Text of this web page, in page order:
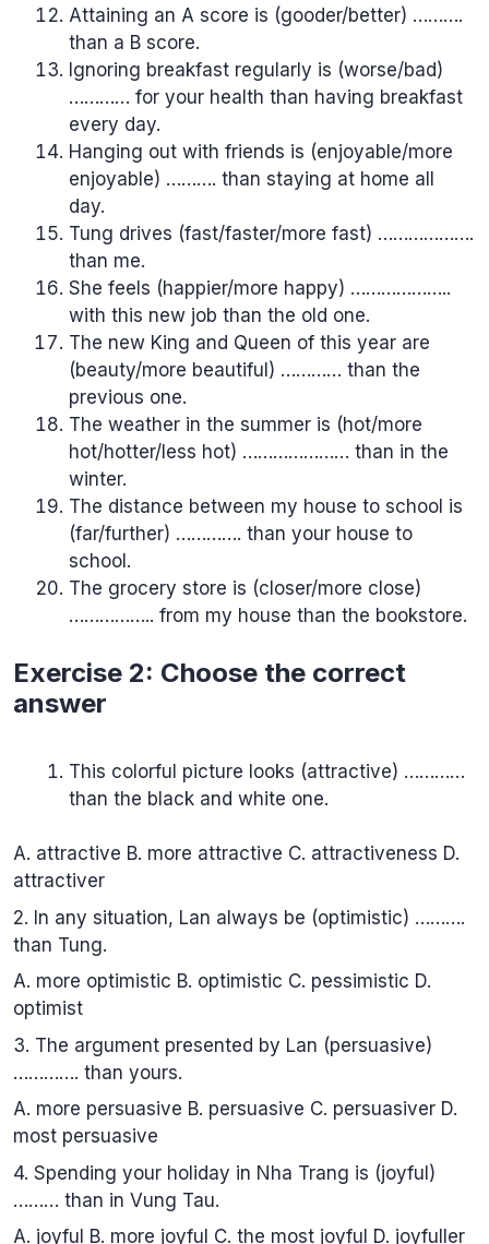
Attaining an A score is (gooder/better) ……….
than a B score.
Ignoring breakfast regularly is (worse/bad)
………… for your health than having breakfast
every day.
Hanging out with friends is (enjoyable/more
enjoyable) ………. than staying at home all
day.
Tung drives (fast/faster/more fast) ……………….
than me.
She feels (happier/more happy) ………………..
with this new job than the old one.
The new King and Queen of this year are
(beauty/more beautiful) ………… than the
previous one.
The weather in the summer is (hot/more
hot/hotter/less hot) ………………… than in the
winter.
The distance between my house to school is
(far/further) …………. than your house to
school.
The grocery store is (closer/more close)
…………….. from my house than the bookstore.
Exercise 2: Choose the correct
answer
This colorful picture looks (attractive) …………
than the black and white one.
A. attractive B. more attractive C. attractiveness D.
attractiver
2. In any situation, Lan always be (optimistic) ……….
than Tung.
A. more optimistic B. optimistic C. pessimistic D.
optimist
3. The argument presented by Lan (persuasive)
…………. than yours.
A. more persuasive B. persuasive C. persuasiver D.
most persuasive
4. Spending your holiday in Nha Trang is (joyful)
……… than in Vung Tau.
A. joyful B. more joyful C. the most joyful D. joyfuller